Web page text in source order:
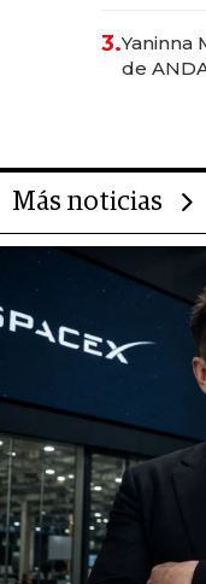
3.Yaninna
de
Más noticias